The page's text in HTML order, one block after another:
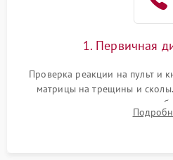
1. Первичная
Проверка реакции на пульт и
матрицы на трещины и
подсветки и индикаторов
источников сигнала для